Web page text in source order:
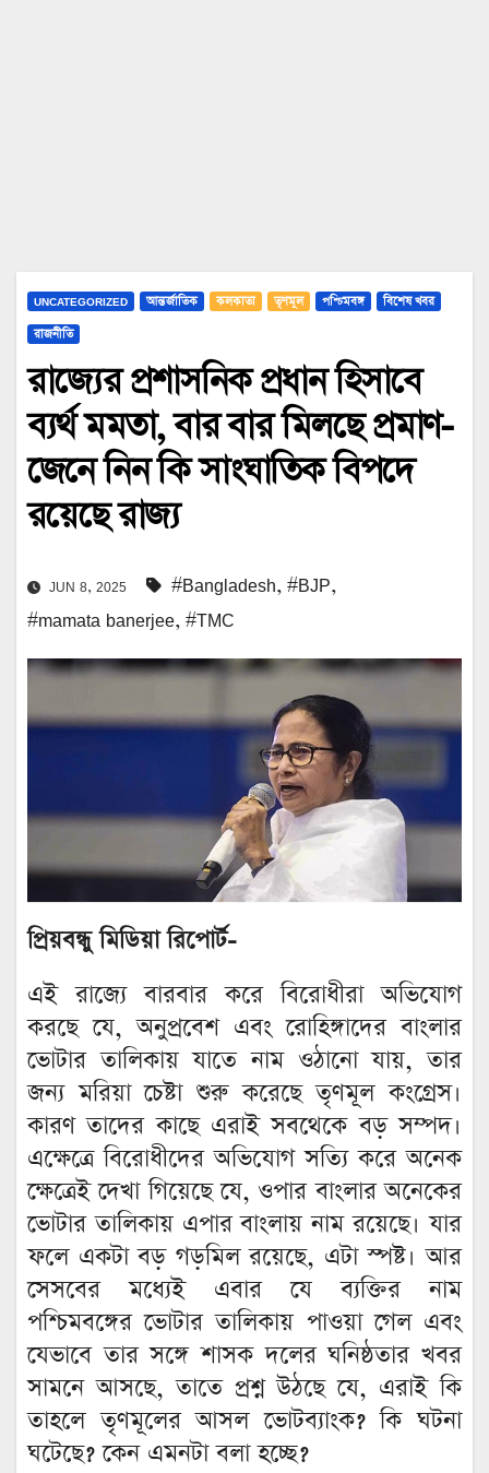
UNCATEGORIZED আন্তর্জাতিক কলকাতা তৃণমূল পশ্চিমবঙ্গ
বিশেষ খবর
রাজনীতি
রাজ্যের প্রশাসনিক প্রধান হিসাবে
ব্যর্থ মমতা, বার বার মিলছে প্রমাণ-
জেনে নিন কি সাংঘাতিক বিপদে
রয়েছে রাজ্য
JUN 8, 2025 #Bangladesh, #BJP,
#mamata banerjee, #TMC
প্রিয়বন্ধু মিডিয়া রিপোর্ট-
এই রাজ্যে বারবার করে বিরোধীরা অভিযোগ
করছে যে, অনুপ্রবেশ এবং রোহিঙ্গাদের বাংলার
ভোটার তালিকায় যাতে নাম ওঠানো যায়, তার
জন্য মরিয়া চেষ্টা শুরু করেছে তৃণমূল কংগ্রেস।
কারণ তাদের কাছে এরাই সবথেকে বড় সম্পদ।
এক্ষেত্রে বিরোধীদের অভিযোগ সত্যি করে অনেক
ক্ষেত্রেই দেখা গিয়েছে যে, ওপার বাংলার অনেকের
ভোটার তালিকায় এপার বাংলায় নাম রয়েছে। যার
ফলে একটা বড় গড়মিল রয়েছে, এটা স্পষ্ট। আর
সেসবের মধ্যেই এবার যে ব্যক্তির নাম
পশ্চিমবঙ্গের ভোটার তালিকায় পাওয়া গেল এবং
যেভাবে তার সঙ্গে শাসক দলের ঘনিষ্ঠতার খবর
সামনে আসছে, তাতে প্রশ্ন উঠছে যে, এরাই কি
তাহলে তৃণমূলের আসল ভোটব্যাংক? কি ঘটনা
ঘটেছে? কেন এমনটা বলা হচ্ছে?